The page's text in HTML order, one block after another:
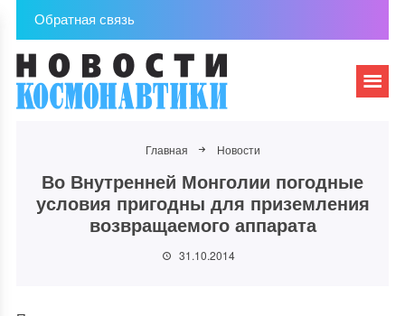
Обратная связь
Главная Новости
Во Внутренней Монголии погодные
условия пригодны для приземления
возвращаемого аппарата
31.10.2014